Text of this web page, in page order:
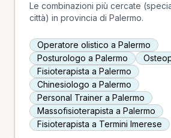
Le combinazioni più cercate
città) in provincia di Palermo.
Operatore olistico a Palermo
Posturologo a Palermo
Fisioterapista a Palermo
Chinesiologo a Palermo
Personal Trainer a Palermo
Massofisioterapista a Palermo
Fisioterapista a Termini Imerese